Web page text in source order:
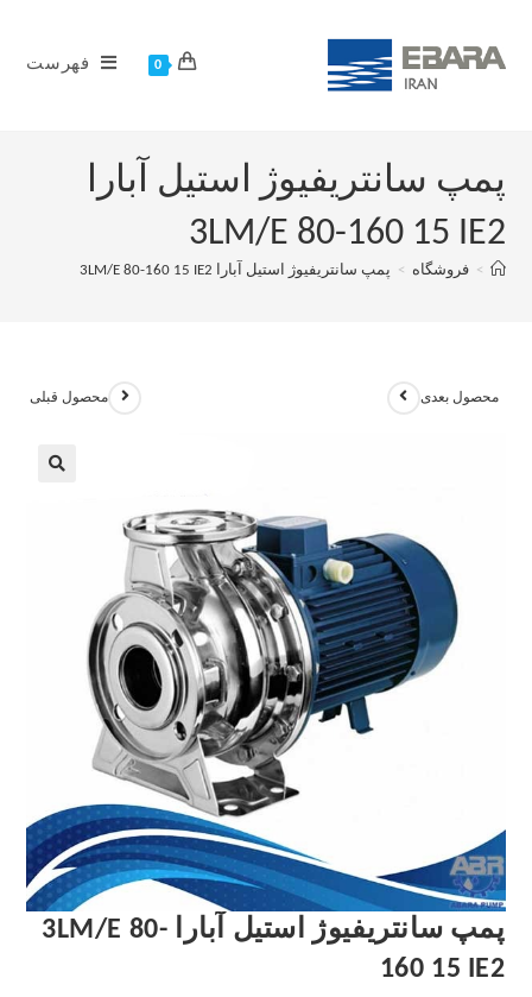
0 فهرست
پمپ سانتریفیوژ استیل آبارا
3LM/E 80-160 15 IE2
> فروشگاه > پمپ سانتریفیوژ استیل آبارا 3LM/E 80-160 15 IE2
محصول قبلی محصول بعدی
پمپ سانتریفیوژ استیل آبارا 3LM/E 80-
160 15 IE2